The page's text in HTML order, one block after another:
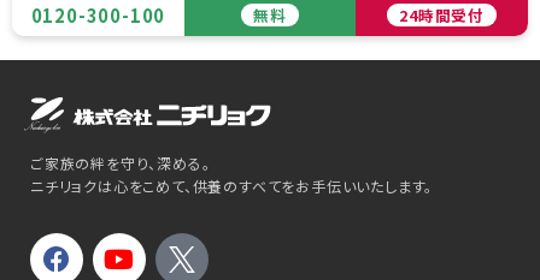
0120-300-100
無料 24時間受付
ご家族の絆を守り、深める。
ニチリョクは心をこめて、供養のすべてをお手伝いいたします。